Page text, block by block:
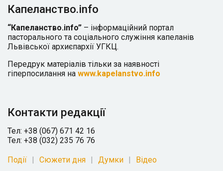
Капеланство.info
“Капеланство.info” – інформаційний портал
пасторального та соціального служіння капеланів
Львівської архиєпархії УГКЦ.
Передрук матеріалів тільки за наявності
гіперпосилання на www.kapelanstvo.info
Контакти редакції
Тел: +38 (067) 671 42 16
Тел: +38 (032) 235 76 76
Події Сюжети дня Думки Відео